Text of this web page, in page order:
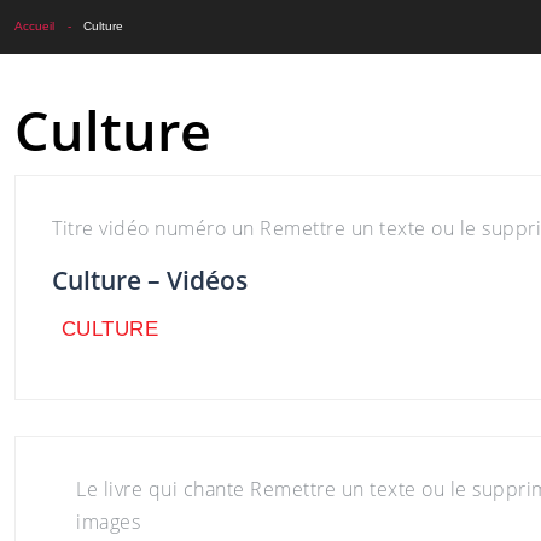
Accueil Culture
Culture
CULTURE
Titre vidéo numéro un Remettre un texte ou le
Culture – Vidéos
CULTURE
Le livre qui chante Remettre un texte ou le
images